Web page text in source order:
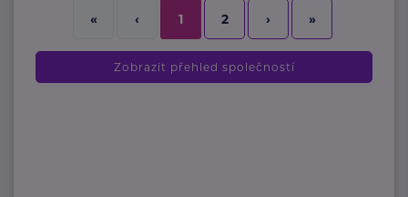
« ‹ 1 2 › »
Zobrazit přehled společností